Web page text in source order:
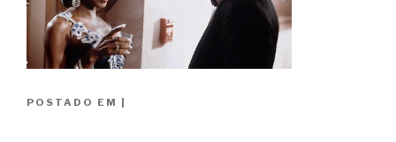
POSTADO EM